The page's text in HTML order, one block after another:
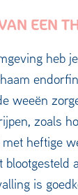
EEN
heb
weeën
zoals
heftige
is